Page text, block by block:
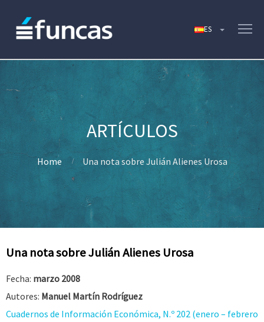
Home Una nota sobre Julián Alienes Urosa
Una nota sobre Julián Alienes Urosa
Fecha: marzo 2008
Autores: Manuel Martín Rodríguez
Cuadernos de Información Económica, N.º 202 (enero – febrero